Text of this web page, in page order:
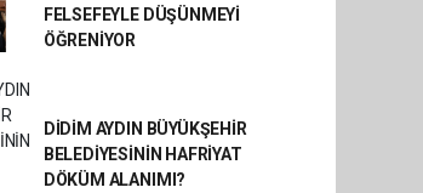
FELSEFEYLE DÜŞÜNMEYİ
ÖĞRENİYOR
DİDİM AYDIN BÜYÜKŞEHİR
BELEDİYESİNİN HAFRİYAT
DÖKÜM ALANIMI?